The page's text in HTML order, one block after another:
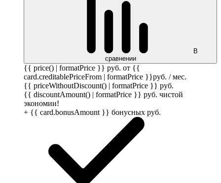
В
сравнении
{{ price() | formatPrice }} руб. от {{
card.creditablePriceFrom | formatPrice }}руб. / мес.
{{ priceWithoutDiscount() | formatPrice }} руб.
{{ discountAmount() | formatPrice }} руб. чистой
экономии!
+ {{ card.bonusAmount }} бонусных руб.